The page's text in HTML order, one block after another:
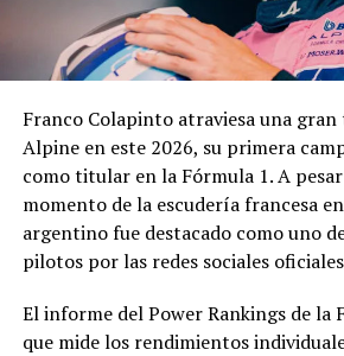
Franco Colapinto atraviesa una
Alpine en este 2026, su primera
como titular en la Fórmula 1. A
momento de la escudería francesa
argentino fue destacado como uno
pilotos por las redes sociales
El informe del Power Rankings de la
que mide los rendimientos